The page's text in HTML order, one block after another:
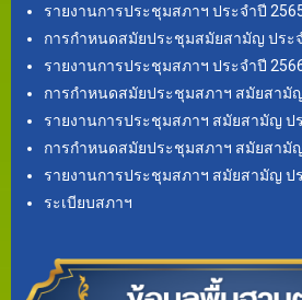
รายงานการประชุมสภาฯ ประจำปี
การกำหนดสมัยประชุมสมัยสามัญ ประ
รายงานการประชุมสภาฯ ประจำปี
การกำหนดสมัยประชุมสภาฯ สมัยสามั
รายงานการประชุมสภาฯ สมัยสามัญ ป
การกำหนดสมัยประชุมสภาฯ สมัยสามั
รายงานการประชุมสภาฯ สมัยสามัญ ป
ระเบียบสภาฯ